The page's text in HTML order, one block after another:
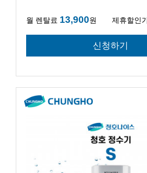
월 렌탈료 13,900원 제휴할인